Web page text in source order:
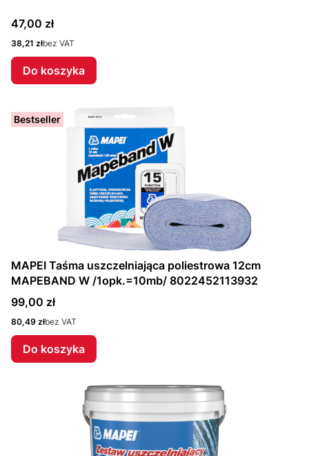
Cena
47,00 zł
Cena
38,21 złbez VAT
Do koszyka
Bestseller
MAPEI Taśma uszczelniająca poliestrowa 12cm
MAPEBAND W /1opk.=10mb/ 8022452113932
Cena
99,00 zł
Cena
80,49 złbez VAT
Do koszyka